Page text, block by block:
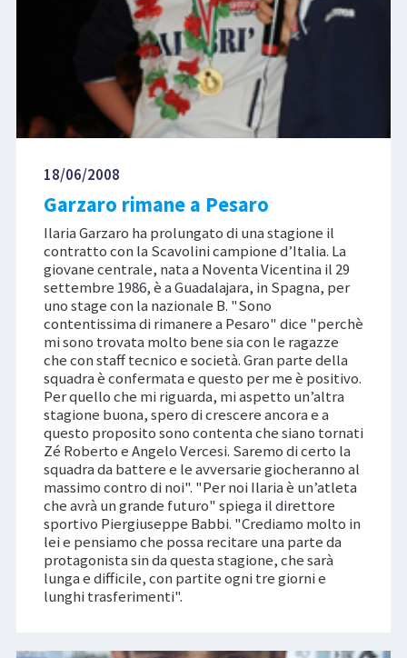
18/06/2008
Garzaro rimane a Pesaro
Ilaria Garzaro ha prolungato di una stagione il
contratto con la Scavolini campione d’Italia. La
giovane centrale, nata a Noventa Vicentina il 29
settembre 1986, è a Guadalajara, in Spagna, per
uno stage con la nazionale B. "Sono
contentissima di rimanere a Pesaro" dice "perchè
mi sono trovata molto bene sia con le ragazze
che con staff tecnico e società. Gran parte della
squadra è confermata e questo per me è positivo.
Per quello che mi riguarda, mi aspetto un’altra
stagione buona, spero di crescere ancora e a
questo proposito sono contenta che siano tornati
Zé Roberto e Angelo Vercesi. Saremo di certo la
squadra da battere e le avversarie giocheranno al
massimo contro di noi". "Per noi Ilaria è un’atleta
che avrà un grande futuro" spiega il direttore
sportivo Piergiuseppe Babbi. "Crediamo molto in
lei e pensiamo che possa recitare una parte da
protagonista sin da questa stagione, che sarà
lunga e difficile, con partite ogni tre giorni e
lunghi trasferimenti".